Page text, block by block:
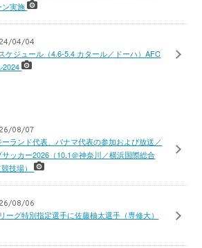
ン実施
04/04
ケジュール（4.6-5.4 カタール／ドーハ）AFC
2024
08/07
ランド代表、パナマ代表の参加および放送／
ッカー2026（10.1＠神奈川／横浜国際総合
競技場）
08/06
ーグ特別指定選手に佐藤柚太選手（専修大）